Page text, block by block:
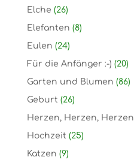
Elche (26)
Elefanten (8)
Eulen (24)
Für die Anfänger :-) (20)
Garten und Blumen (86)
Geburt (26)
Herzen, Herzen, Herzen
Hochzeit (25)
Katzen (9)